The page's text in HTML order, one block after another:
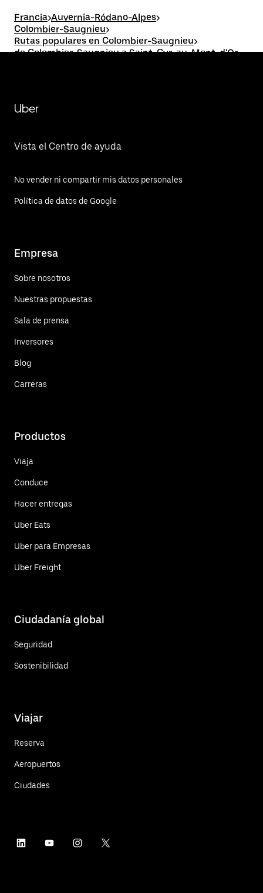
Francia>Auvernia-Ródano-Alpes>
Colombier-Saugnieu>
Rutas populares en Colombier-Saugnieu>
de Colombier-Saugnieu a Saint-Cyr-au-Mont-d'Or
Uber
Vista el Centro de ayuda
No vender ni compartir mis datos personales
Política de datos de Google
Empresa
Sobre nosotros
Nuestras propuestas
Sala de prensa
Inversores
Blog
Carreras
Productos
Viaja
Conduce
Hacer entregas
Uber Eats
Uber para Empresas
Uber Freight
Ciudadanía global
Seguridad
Sostenibilidad
Viajar
Reserva
Aeropuertos
Ciudades